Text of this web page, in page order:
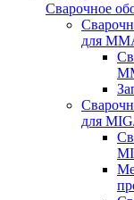
Сварочное
для
для